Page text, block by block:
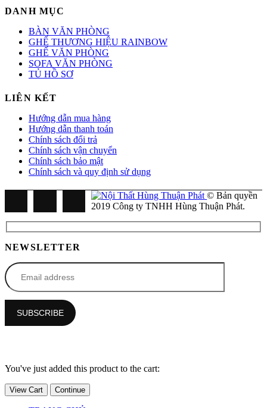
DANH MỤC
BÀN VĂN PHÒNG
GHẾ THƯƠNG HIỆU RAINBOW
GHẾ VĂN PHÒNG
SOFA VĂN PHÒNG
TỦ HỒ SƠ
LIÊN KẾT
Hướng dẫn mua hàng
Hướng dẫn thanh toán
Chính sách đổi trả
Chính sách vận chuyển
Chính sách bảo mật
Chính sách và quy định sử dụng
© Bản quyền
2019 Công ty TNHH Hùng Thuận Phát.
NEWSLETTER
You've just added this product to the cart:
View Cart Continue